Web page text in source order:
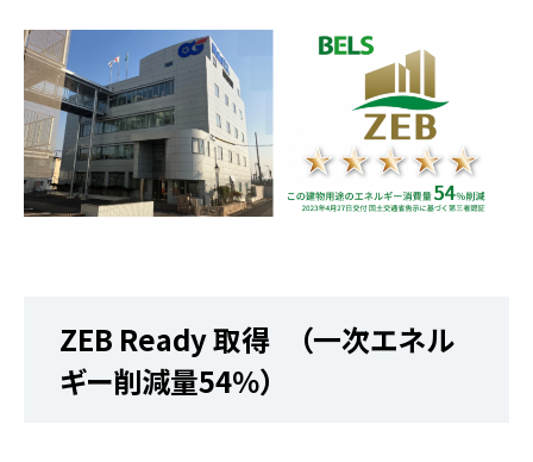
ZEB Ready 取得 （一次エネル
ギー削減量54％）